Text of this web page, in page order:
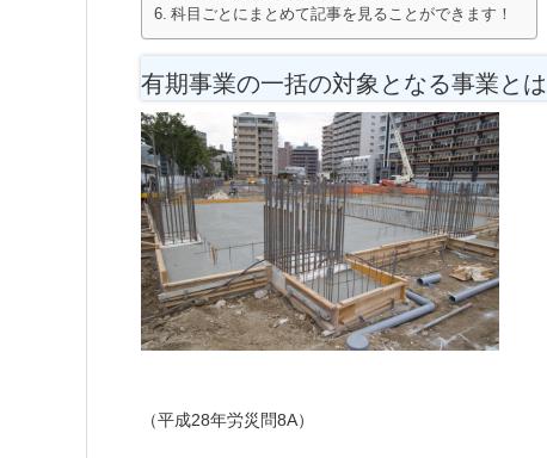
科目ごとにまとめて記事を見ることができます！
有期事業の一括の対象となる事業とは
（平成28年労災問8A）